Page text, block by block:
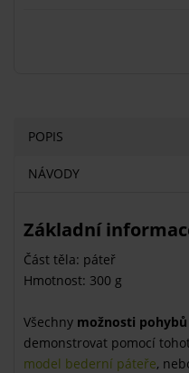
POPIS
NÁVODY
Základní
Část těla: páteř
Hmotnost: 300 g
Všechny možnosti
demonstrovat pomocí
model bederní páteře,